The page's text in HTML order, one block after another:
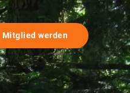
Mitglied werden